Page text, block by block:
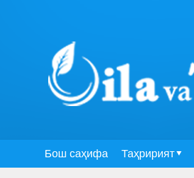
Бош саҳифа Таҳририят